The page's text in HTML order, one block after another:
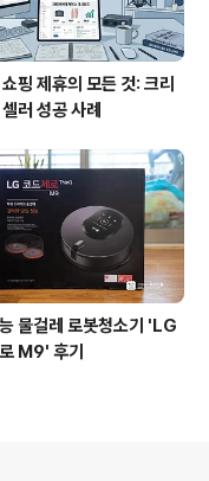
핑 제휴의 모든 것: 크리
러 성공 사례
물걸레 로봇청소기 'LG
M9' 후기